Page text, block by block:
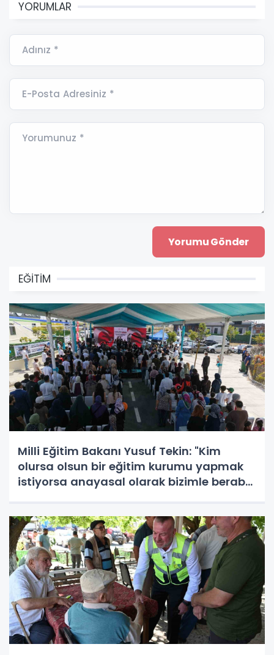
YORUMLAR
Adınız *
E-Posta Adresiniz *
Yorumunuz *
EĞİTİM
Milli Eğitim Bakanı Yusuf Tekin: "Kim
olursa olsun bir eğitim kurumu yapmak
istiyorsa anayasal olarak bizimle beraber